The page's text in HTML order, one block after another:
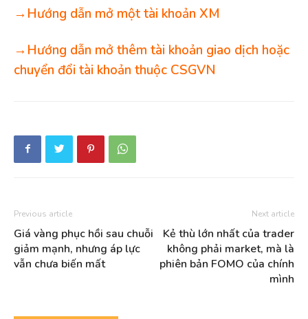
→Hướng dẫn mở một tài khoản XM
→Hướng dẫn mở thêm tài khoản giao dịch hoặc
chuyển đổi tài khoản thuộc CSGVN
Previous article
Giá vàng phục hồi sau chuỗi
giảm mạnh, nhưng áp lực
vẫn chưa biến mất
Next article
Kẻ thù lớn nhất của trader
không phải market, mà là
phiên bản FOMO của chính
mình